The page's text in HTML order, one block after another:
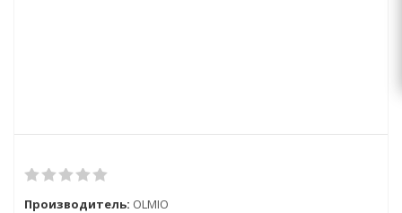
Производитель: OLMIO